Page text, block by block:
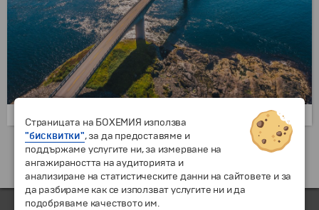
Екскурзии и почивки до Норвегия »
Страницата на БОХЕМИЯ използва
"бисквитки", за да предоставяме и
поддържаме услугите ни, за измерване на
ангажираността на аудиторията и
анализиране на статистическите данни на сайтовете и за
да разбираме как се използват услугите ни и да
подобряваме качеството им.